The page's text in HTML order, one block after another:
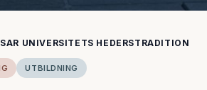
UNIVERSITETS HEDERSTRADITION
UTBILDNING